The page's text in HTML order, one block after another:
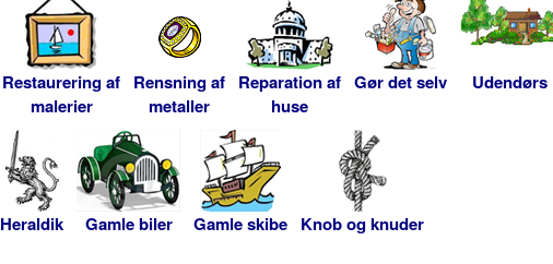
Restaurering af
malerier
Rensning af
metaller
Reparation af
huse
Gør det selv Udendørs
Heraldik Gamle biler Gamle skibe Knob og knuder